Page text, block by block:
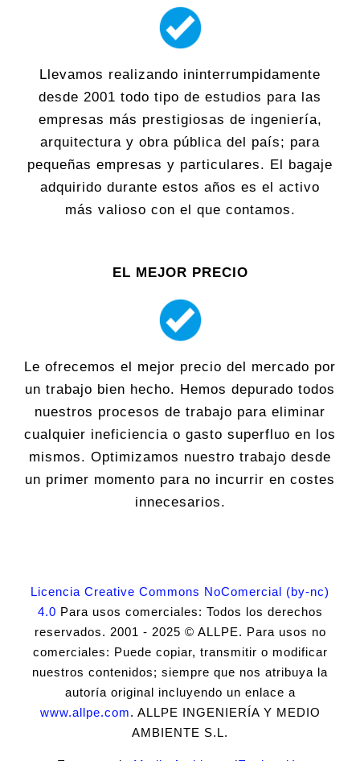
Llevamos realizando ininterrumpidamente
desde 2001 todo tipo de estudios para las
empresas más prestigiosas de ingeniería,
arquitectura y obra pública del país; para
pequeñas empresas y particulares. El bagaje
adquirido durante estos años es el activo
más valioso con el que contamos.
EL MEJOR PRECIO
Le ofrecemos el mejor precio del mercado por
un trabajo bien hecho. Hemos depurado todos
nuestros procesos de trabajo para eliminar
cualquier ineficiencia o gasto superfluo en los
mismos. Optimizamos nuestro trabajo desde
un primer momento para no incurrir en costes
innecesarios.
Licencia Creative Commons NoComercial (by-nc)
4.0 Para usos comerciales: Todos los derechos
reservados. 2001 - 2025 © ALLPE. Para usos no
comerciales: Puede copiar, transmitir o modificar
nuestros contenidos; siempre que nos atribuya la
autoría original incluyendo un enlace a
www.allpe.com. ALLPE INGENIERÍA Y MEDIO
AMBIENTE S.L.